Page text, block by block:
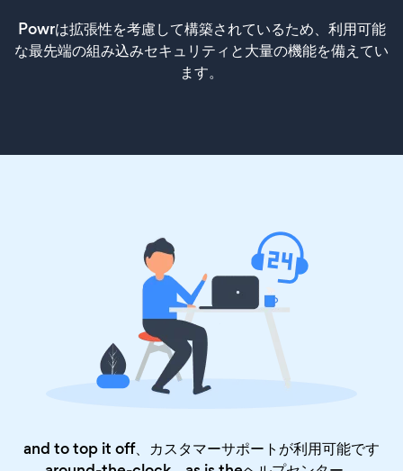
Powrは拡張性を考慮して構築されているため、利用可能
な最先端の組み込みセキュリティと大量の機能を備えてい
ます。
and to top it off、カスタマーサポートが利用可能です